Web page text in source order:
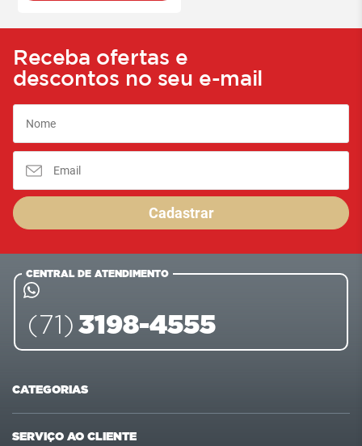
Receba ofertas e
descontos no seu e-mail
Cadastrar
CENTRAL DE ATENDIMENTO
(71) 3198-4555
CATEGORIAS
SERVIÇO AO CLIENTE